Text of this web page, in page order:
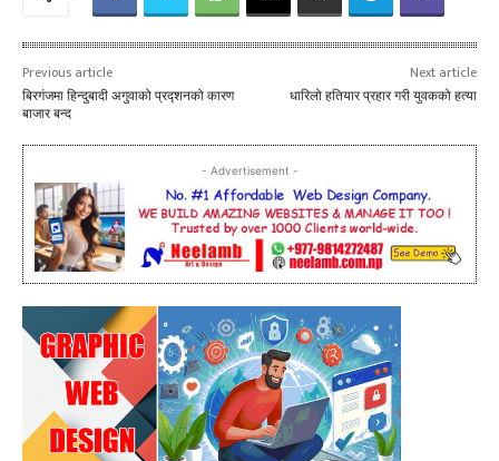
Previous article
बिरगंजमा हिन्दुबादी अगुवाको प्रद्शनको कारण
बाजार बन्द
Next article
धारिलो हतियार प्रहार गरी युवकको हत्या
- Advertisement -